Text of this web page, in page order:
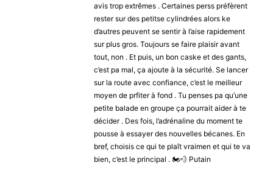
avis trop extrêmes . Certaines perss préfèrent
rester sur des petitse cylindrées alors ke
d’autres peuvent se sentir à l’aise rapidement
sur plus gros. Toujours se faire plaisir avant
tout, non . Et puis, un bon caske et des gants,
c’est pa mal, ça ajoute à la sécurité. Se lancer
sur la route avec confiance, c’est le meilleur
moyen de prfiter à fond . Tu penses pa qu’une
petite balade en groupe ça pourrait aider à te
décider . Des fois, l’adrénaline du moment te
pousse à essayer des nouvelles bécanes. En
bref, choisis ce qui te plaît vraimen et qui te va
bien, c’est le principal . 🏍️💨 Putain